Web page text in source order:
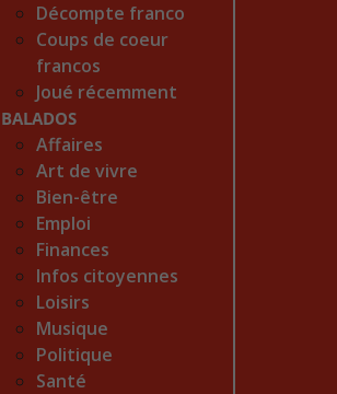
Décompte franco
Coups de coeur
francos
Joué récemment
BALADOS
Affaires
Art de vivre
Bien-être
Emploi
Finances
Infos citoyennes
Loisirs
Musique
Politique
Santé